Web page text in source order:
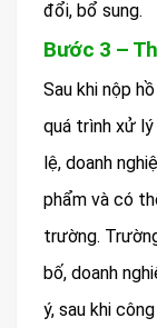
đổi, bổ sung.
Bước 3 –
Sau khi nộp
quá trình xử lý
lệ, doanh
phẩm và có
trường.
bố, doanh
ý, sau khi